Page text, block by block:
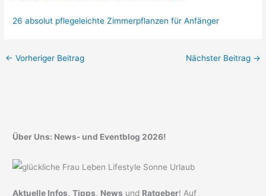
26 absolut pflegeleichte Zimmerpflanzen für Anfänger
← Vorheriger Beitrag Nächster Beitrag →
Über Uns: News- und Eventblog 2026!
Aktuelle Infos,Tipps, News und Ratgeber! Auf